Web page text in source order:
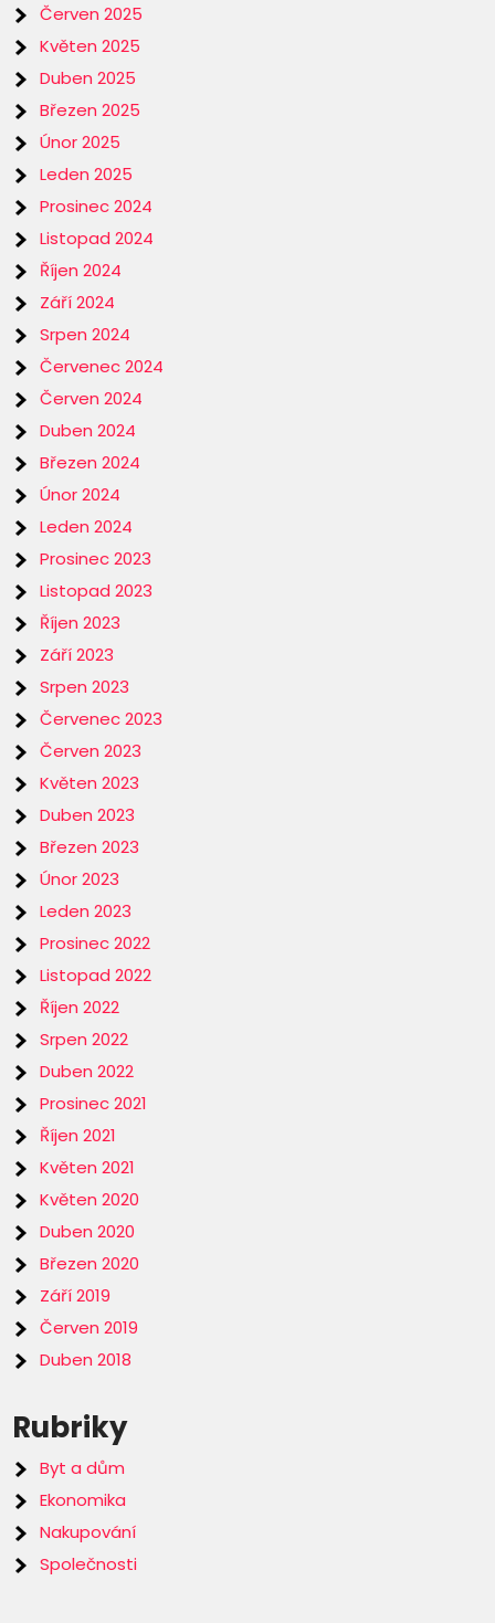
Červen 2025
Květen 2025
Duben 2025
Březen 2025
Únor 2025
Leden 2025
Prosinec 2024
Listopad 2024
Říjen 2024
Září 2024
Srpen 2024
Červenec 2024
Červen 2024
Duben 2024
Březen 2024
Únor 2024
Leden 2024
Prosinec 2023
Listopad 2023
Říjen 2023
Září 2023
Srpen 2023
Červenec 2023
Červen 2023
Květen 2023
Duben 2023
Březen 2023
Únor 2023
Leden 2023
Prosinec 2022
Listopad 2022
Říjen 2022
Srpen 2022
Duben 2022
Prosinec 2021
Říjen 2021
Květen 2021
Květen 2020
Duben 2020
Březen 2020
Září 2019
Červen 2019
Duben 2018
Rubriky
Byt a dům
Ekonomika
Nakupování
Společnosti